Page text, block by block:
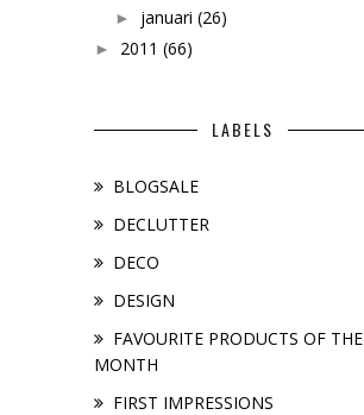
► januari (26)
► 2011 (66)
LABELS
BLOGSALE
DECLUTTER
DECO
DESIGN
FAVOURITE PRODUCTS OF THE
MONTH
FIRST IMPRESSIONS